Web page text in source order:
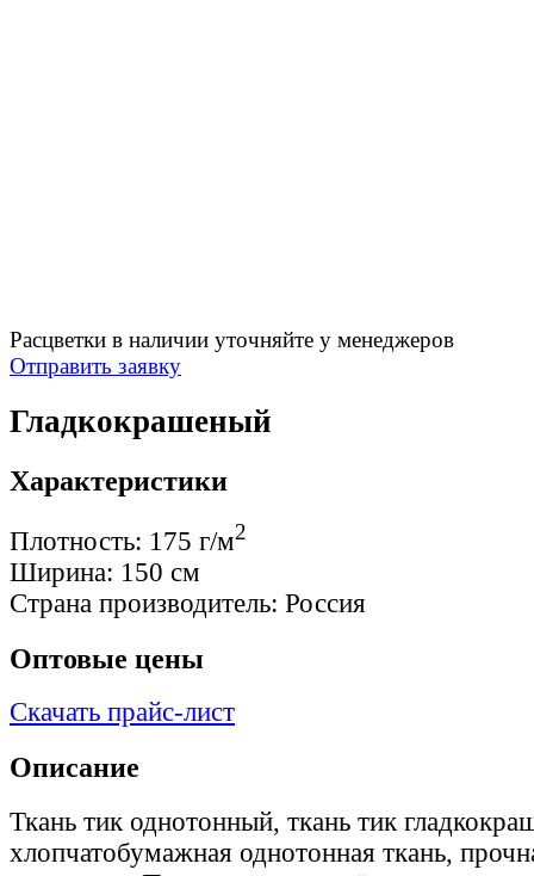
Расцветки в наличии уточняйте у менеджеров
Отправить заявку
Гладкокрашеный
Характеристики
Плотность: 175 г/м2
Ширина: 150 см
Страна производитель: Россия
Оптовые цены
Скачать прайс-лист
Описание
Ткань тик однотонный, ткань тик
хлопчатобумажная однотонная ткань,